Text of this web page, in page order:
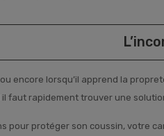
encore lorsqu’il apprend la
faut rapidement trouver une
pour protéger son coussin, votre